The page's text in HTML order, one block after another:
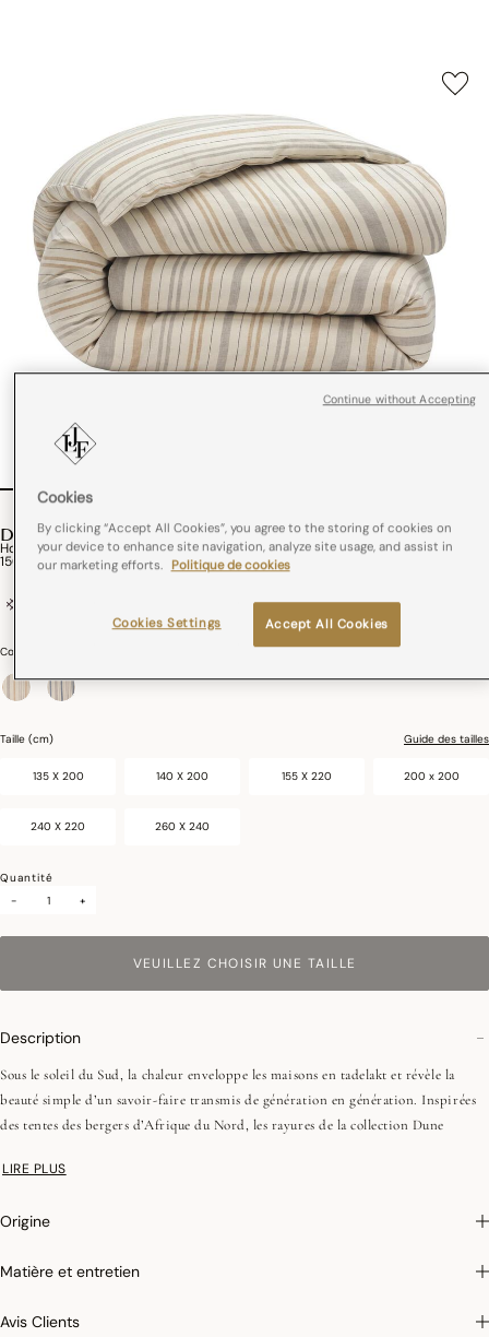
DUNE
Housse De Couette Dune Coton,Lin
150,00€
Couleurs :
Taille (cm) Guide des tailles
135 X 200 140 X 200 155 X 220 200 x 200
240 X 220 260 X 240
Quantité
-
+
VEUILLEZ CHOISIR UNE TAILLE
Description
Sous le soleil du Sud, la chaleur enveloppe les maisons en tadelakt et révèle la
beauté simple d’un savoir-faire transmis de génération en génération. Inspirées
des tentes des bergers d’Afrique du Nord, les rayures de la collection Dune
restituent la lumière et le mouvement doux des dunes.
Toile tissée teinte
Forme sac
LIRE PLUS
Origine
Matière et entretien
Avis Clients
Cookies
By clicking “Accept All Cookies”, you agree to the storing of cookies on
your device to enhance site navigation, analyze site usage, and assist in
our marketing efforts. Politique de cookies
Accept All Cookies
Cookies Settings
Continue without Accepting